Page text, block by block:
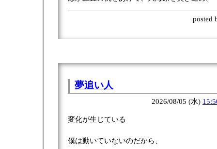
posted
夢追い人
2026/08/05 (水)
変化が生じている
僕は動いていないのだから、